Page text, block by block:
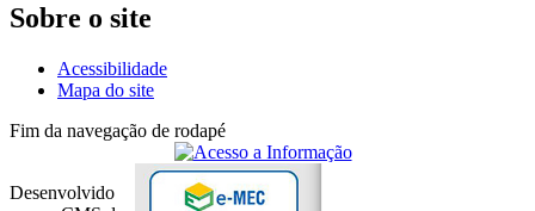
Sobre o site
Acessibilidade
Mapa do site
Fim da navegação de rodapé
Desenvolvido